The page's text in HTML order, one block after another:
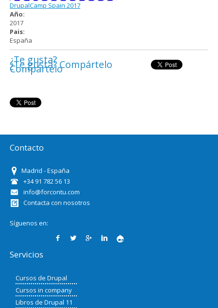
DrupalCamp Spain 2017
Año:
2017
Pais:
España
¿Te gusta?
Compártelo
¿Te gusta? Compártelo
Contacto
Madrid - España
+34 91 782 56 13
info@forcontu.com
Contacta con nosotros
Síguenos en:
Servicios
Cursos de Drupal
Cursos in company
Libros de Drupal 11